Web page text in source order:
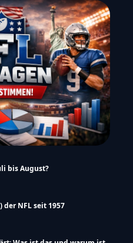
bis August?
der NFL seit 1957